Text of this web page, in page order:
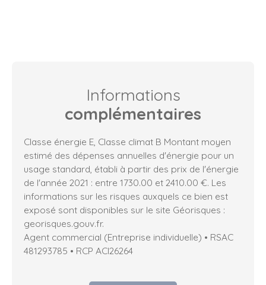
Informations
complémentaires
Classe énergie E, Classe climat B Montant moyen
estimé des dépenses annuelles d'énergie pour un
usage standard, établi à partir des prix de l'énergie
de l'année 2021 : entre 1730.00 et 2410.00 €. Les
informations sur les risques auxquels ce bien est
exposé sont disponibles sur le site Géorisques :
georisques.gouv.fr.
Agent commercial (Entreprise individuelle) • RSAC
481293785 • RCP ACI26264